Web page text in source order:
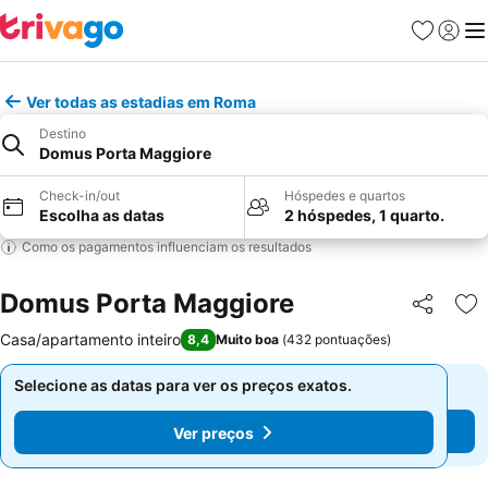
Favoritos
Iniciar
Ver todas as estadias em Roma
Destino
Domus Porta Maggiore
Check-in/out
Escolha as datas
Hóspedes e quartos
2 hóspedes, 1 quarto.
Como os pagamentos influenciam os resultados
Domus Porta Maggiore Partilhar
Casa/apartamento inteiro 8,4 Muito boa (432 pontuações)
Selecione as datas para ver os preços exatos.
Ver preços
Selecione as datas para ver os preços exatos.
Ver preços